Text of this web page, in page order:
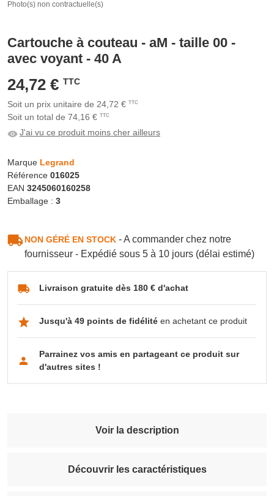
Photo(s) non contractuelle(s)
Cartouche à couteau - aM - taille 00 -
avec voyant - 40 A
24,72 € TTC
Soit un prix unitaire de 24,72 € TTC
Soit un total de 74,16 € TTC
J'ai vu ce produit moins cher ailleurs
Marque Legrand
Référence 016025
EAN 3245060160258
Emballage : 3
NON GÉRÉ EN STOCK- A commander chez notre
fournisseur - Expédié sous 5 à 10 jours (délai estimé)
Livraison gratuite dès 180 € d'achat
Jusqu'à 49 points de fidélitéen achetant ce produit
Parrainez vos amis en partageant ce produit sur
d'autres sites !
Voir la description
Découvrir les caractéristiques